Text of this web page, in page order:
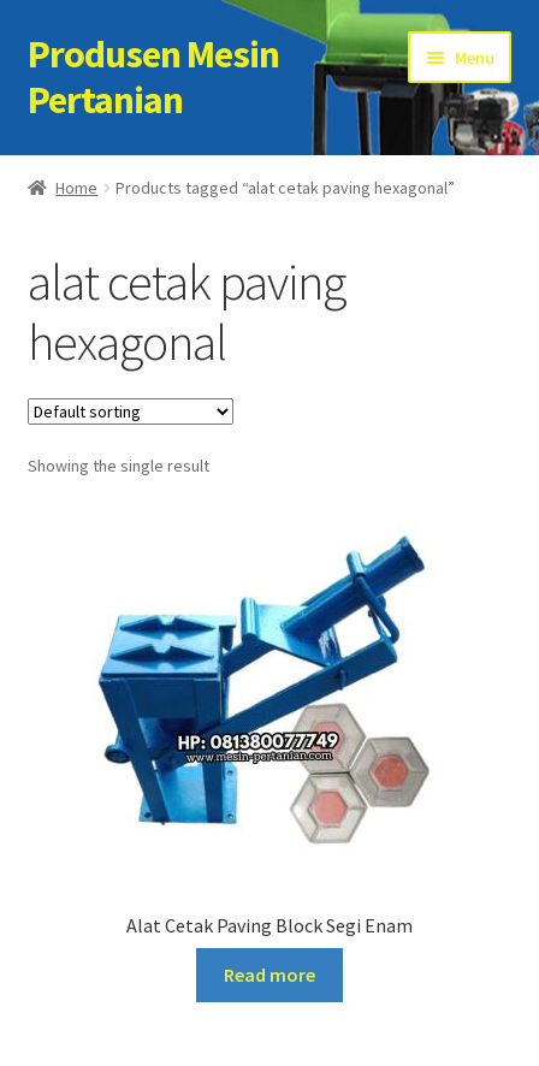
Skip
to
navigation
Skip
to
content
Produsen Mesin
Pertanian
Menu
Home
Cart
Checkout
Kontak Kami
My account
Home Products tagged “alat cetak paving hexagonal”
alat cetak paving
hexagonal
Showing the single result
Alat Cetak Paving Block Segi Enam
Read more